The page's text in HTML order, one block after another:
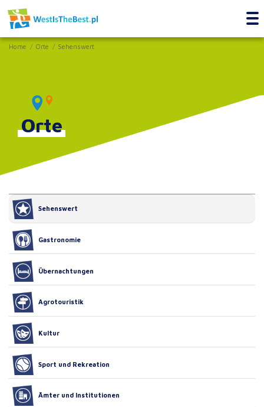
Home Orte Sehenswert
Orte
Sehenswert
Gastronomie
Übernachtungen
Agrotouristik
Kultur
Sport und Rekreation
Ämter und Institutionen